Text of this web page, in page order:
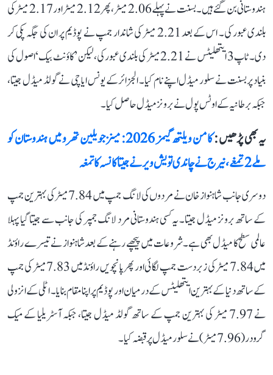
ہندوستانی بن گئے ہیں۔ بسنت نے پہلے 2.06 میٹر، پھر 2.12 میٹر اور 2.17 میٹر کی
بلندی عبور کی۔ اس کے بعد 2.21 میٹر کی شاندار جمپ نے پوڈیم پر ان کی جگہ پکی کر
دی۔ ٹاپ 3 ایتھلیٹس نے 2.21 میٹر کی بلندی عبور کی، لیکن ’کاؤنٹ بیک‘ اصول کی
بنیاد پر بسنت نے سلور میڈل اپنے نام کیا۔ الجزائر کے یونس ایاچی نے گولڈ میڈل جیتا،
جبکہ برطانیہ کے اوٹس پول نے برونز میڈل حاصل کیا۔
یہ بھی پڑھیں :
کامن ویلتھ گیمز 2026: مینز جویلین تھرو میں ہندوستان کو
ملے 2 تمغے، نیرج نے چاندی تو یش ویر نے جیتا کانسہ کا تمغہ
دوسری جانب شاہنواز خان نے مردوں کی لانگ جمپ میں 7.84 میٹر کی بہترین جمپ
کے ساتھ برونز میڈل جیتا۔ یہ کسی ہندوستانی مرد لانگ جمپر کی جانب سے جیتا گیا پہلا
عالمی سطح کا میڈل بھی ہے۔ شروعات میں پیچھے رہنے کے بعد شاہنواز نے تیسرے راؤنڈ
میں 7.84 میٹر کی زبردست جمپ لگائی اور پھر پانچویں راؤنڈ میں 7.83 میٹر کی جمپ
کے ساتھ دنیا کے بہترین ایتھلیٹس کے درمیان اور پوڈیم پر اپنا مقام بنایا۔ اٹلی کے انزولی
نے 7.97 میٹر کی بہترین جمپ کے ساتھ گولڈ میڈل جیتا، جبکہ آسٹریلیا کے میک
گرودر (7.96 میٹر) نے سلور میڈل پر قبضہ کیا۔